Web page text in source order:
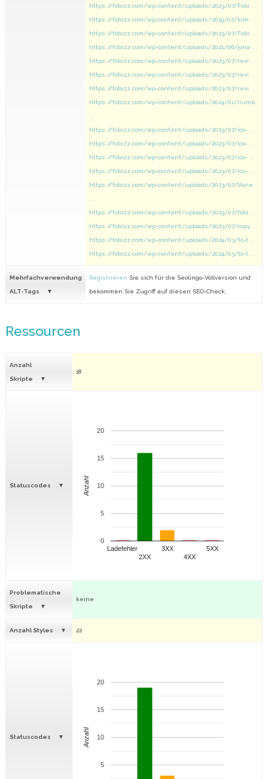
https://fobizz.com/wp-content/uploads/2023/07/Fobi ...
https://fobizz.com/wp-content/uploads/2019/02/kim- ...
https://fobizz.com/wp-content/uploads/2023/07/Fobi ...
https://fobizz.com/wp-content/uploads/2021/06/jona ...
https://fobizz.com/wp-content/uploads/2023/07/revi ...
https://fobizz.com/wp-content/uploads/2023/07/revi ...
https://fobizz.com/wp-content/uploads/2023/07/revi ...
https://fobizz.com/wp-content/uploads/2024/01/numb
https://fobizz.com/wp-content/uploads/2023/07/ico- ...
https://fobizz.com/wp-content/uploads/2023/07/ico- ...
https://fobizz.com/wp-content/uploads/2023/07/ico- ...
https://fobizz.com/wp-content/uploads/2023/07/ico- ...
https://fobizz.com/wp-content/uploads/2023/07/Vane
https://fobizz.com/wp-content/uploads/2023/07/fobi ...
https://fobizz.com/wp-content/uploads/2023/07/copy ...
https://fobizz.com/wp-content/uploads/2024/03/to-t ...
https://fobizz.com/wp-content/uploads/2024/03/to-t ...
Mehrfachverwendung
ALT-Tags
Registrieren Sie sich für die Seolingo-Vollversion und
bekommen Sie Zugriff auf diesen SEO-Check.
Ressourcen
Anzahl
Skripte
18
Statuscodes
Ladefehler
2XX
3XX
4XX
5XX
0
5
10
15
20
Anzahl
Problematische
Skripte
keine
Anzahl Styles 22
Statuscodes
5
10
15
20
Anzahl